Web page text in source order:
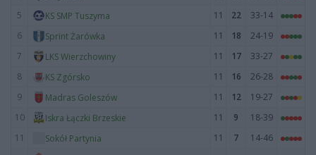
5
KS SMP Tuszyma 11 22
33-14
6
Sprint Żarówka 11 18
24-19
7
LKS Wierzchowiny 11 17
33-27
8
KS Zgórsko 11 16
26-28
9
Madras Goleszów 11 12
19-27
10
Iskra Łączki Brzeskie 11 9
18-39
11
Sokół Partynia 11 7
14-46